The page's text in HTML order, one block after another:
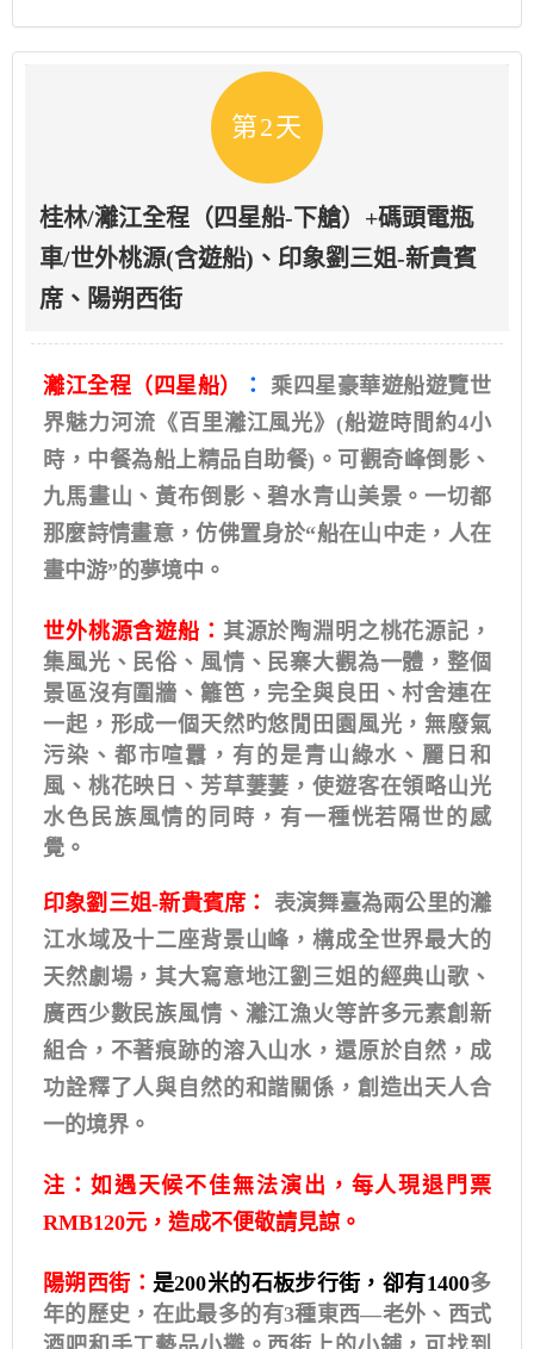
第2天
桂林/灕江全程（四星船-下艙）+碼頭電瓶
車/世外桃源(含遊船)、印象劉三姐-新貴賓
席、陽朔西街
灕江全程（四星船） ：
乘四星豪華遊船遊覽世
界魅力河流《百里灕江風光》(船遊時間約4小
時，中餐為船上精品自助餐)。可觀奇峰倒影、
九馬畫山、黃布倒影、碧水青山美景。一切都
那麼詩情畫意，仿佛置身於“船在山中走，人在
畫中游”的夢境中。
世外桃源含遊船： 其源於陶淵明之桃花源記，
集風光、民俗、風情、民寨大觀為一體，整個
景區沒有圍牆、籬笆，完全與良田、村舍連在
一起，形成一個天然旳悠閒田園風光，無廢氣
污染、都市喧囂，有的是青山綠水、麗日和
風、桃花映日、芳草萋萋，使遊客在領略山光
水色民族風情的同時，有一種恍若隔世的感
覺。
印象劉三姐-新貴賓席：
表演舞臺為兩公里的灕
江水域及十二座背景山峰，構成全世界最大的
天然劇場，其大寫意地江劉三姐的經典山歌、
廣西少數民族風情、灕江漁火等許多元素創新
組合，不著痕跡的溶入山水，還原於自然，成
功詮釋了人與自然的和諧關係，創造出天人合
一的境界。
注：如遇天候不佳無法演出，每人現退門票
RMB120元，造成不便敬請見諒。
陽朔西街： 是200米的石板步行街，卻有1400多
年的歷史，在此最多的有3種東西—老外、西式